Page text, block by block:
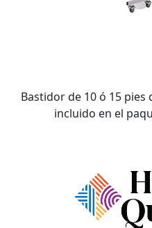
Bastidor de 10 ó 15 pies
incluido en el